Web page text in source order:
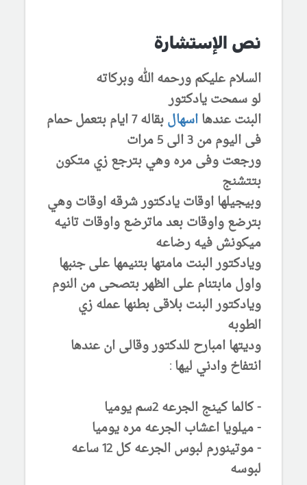
نص الإستشارة
السلام عليكم ورحمه الله وبركاته
لو سمحت يادكتور
البنت عندهااسهال
بقاله 7 ايام بتعمل حمام
فى اليوم من 3 الى 5 مرات
ورجعت وفى مره وهي بترجع زي متكون
بتتشنج
وبيجيلها اوقات يادكتور شرقه اوقات وهي
بترضع واوقات بعد ماترضع واوقات تانيه
ميكونش فيه رضاعه
ويادكتور البنت مامتها بتنيمها على جنبها
واول مابتنام على الظهر بتصحى من النوم
ويادكتور البنت بلاقى بطنها عمله زي
الطوبه
وديتها امبارح للدكتور وقالى ان عندها
انتفاخ وادني ليها :
- كالما كينج الجرعه 2سم يوميا
- ميلويا اعشاب الجرعه مره يوميا
- موتينورم لبوس الجرعه كل 12 ساعه
لبوسه